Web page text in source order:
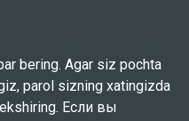
bering. Agar siz pochta
parol sizning xatingizda
Если вы